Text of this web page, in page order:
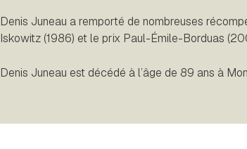
Denis Juneau a remporté de nombreuses
Iskowitz (1986) et le prix Paul-Émile-Borduas
Denis Juneau est décédé à l’âge de 89 ans à